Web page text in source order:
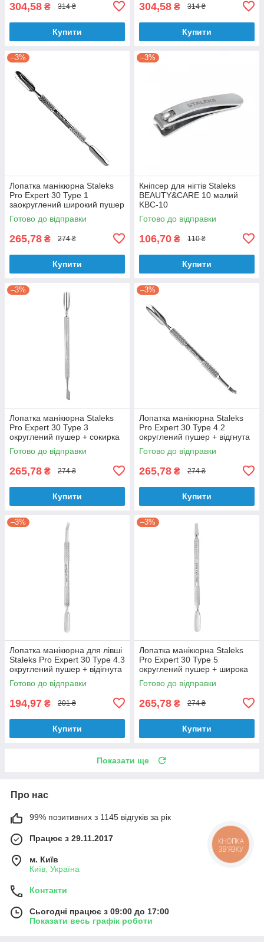
304,58 ₴ 314 ₴
Купити
304,58 ₴ 314 ₴
Купити
–3%
Лопатка манікюрна Staleks
Pro Expert 30 Type 1
заокруглений широкий пушер
+ округлений пушер PE-30/1
Готово до відправки
265,78 ₴ 274 ₴
Купити
–3%
Кніпсер для нігтів Staleks
BEAUTY&CARE 10 малий
KBC-10
Готово до відправки
106,70 ₴ 110 ₴
Купити
–3%
Лопатка манікюрна Staleks
Pro Expert 30 Type 3
округлений пушер + сокирка
PE-30/3
Готово до відправки
265,78 ₴ 274 ₴
Купити
–3%
Лопатка манікюрна Staleks
Pro Expert 30 Type 4.2
округлений пушер + відгнута
лопата PE-30/4.2
Готово до відправки
265,78 ₴ 274 ₴
Купити
–3%
Лопатка манікюрна для лівші
Staleks Pro Expert 30 Type 4.3
округлений пушер + відігнута
лопать PE-30/4.3
Готово до відправки
194,97 ₴ 201 ₴
Купити
–3%
Лопатка манікюрна Staleks
Pro Expert 30 Type 5
округлений пушер + широка
лопата PE-30/5
Готово до відправки
265,78 ₴ 274 ₴
Купити
Показати ще
Про нас
99% позитивних з 1145 відгуків за рік
Працює з 29.11.2017
м. Київ
Київ, Україна
Контакти
Сьогодні працює з 09:00 до 17:00
Показати весь графік роботи
КНОПКА
ЗВ'ЯЗКУ